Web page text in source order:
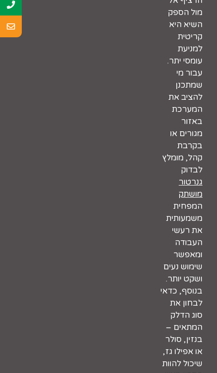
מול הספק
השיא היא
קריטית
למניעת
עומסי יתר.
עבור מי
שמתכנן
להציב את
המערכת
באזור
מגורים או
בקרבת
קהל, מומלץ
לבדוק
גנרטור
מושתק
המפחית
משמעותית
את רעשי
העבודה
ומאפשר
שימוש נעים
ושקט יותר.
בנוסף, כדאי
לבחון את
סוג הדלק
המתאים –
בנזין, סולר
או אפילו גז,
שיכול להוות